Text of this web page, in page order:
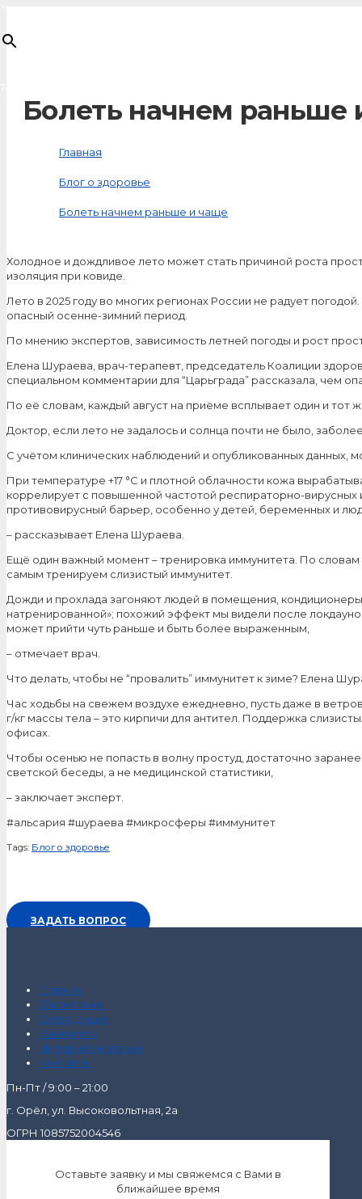
Болеть начнем раньше
Главная
Блог о здоровье
Болеть начнем раньше и чаще
Холодное и дождливое лето может стать причиной роста
изоляция при ковиде.
Лето в 2025 году во многих регионах России не радует
опасный осенне-зимний период.
По мнению экспертов, зависимость летней погоды и рост
Елена Шураева, врач-терапевт, председатель Коалиции
специальном комментарии для “Царьграда” рассказала, чем
По её словам, каждый август на приёме всплывает один и тот
Доктор, если лето не задалось и солнца почти не было,
С учётом клинических наблюдений и опубликованных данных,
При температуре +17 °С и плотной облачности кожа
коррелирует с повышенной частотой респираторно-
противовирусный барьер, особенно у детей, беременных и
– рассказывает Елена Шураева.
Ещё один важный момент – тренировка иммунитета. По
самым тренируем слизистый иммунитет.
Дожди и прохлада загоняют людей в помещения,
натренированной»; похожий эффект мы видели после
может прийти чуть раньше и быть более выраженным,
– отмечает врач.
Что делать, чтобы не “провалить” иммунитет к зиме? Елена
Час ходьбы на свежем воздухе ежедневно, пусть даже в
г/кг массы тела – это кирпичи для антител. Поддержка
офисах.
Чтобы осенью не попасть в волну простуд, достаточно
светской беседы, а не медицинской статистики,
– заключает эксперт.
#альсария #шураева #микросферы #иммунитет
Tags: Блог о здоровье
ЗАДАТЬ ВОПРОС
Главная
О компании
О продукции
Как купить
Интернет-магазин
Контакты
Пн-Пт / 9:00 – 21:00
г. Орёл, ул. Высоковольтная, 2а
ОГРН 1085752004546
Оставьте заявку и мы свяжемся с Вами в
ближайшее время